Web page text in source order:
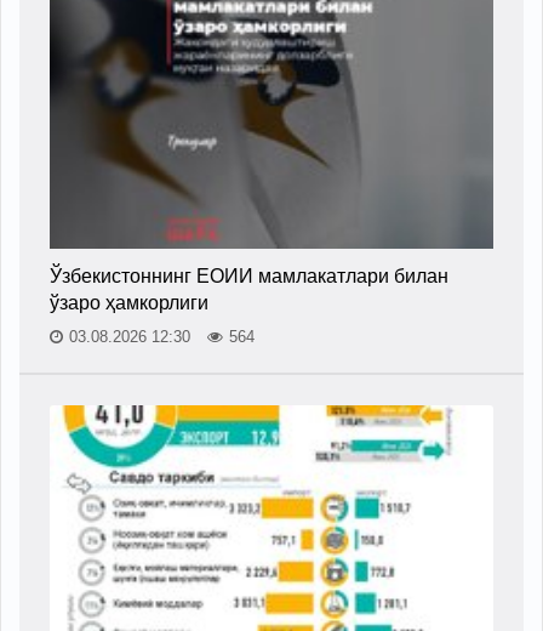
Ўзбекистоннинг ЕОИИ мамлакатлари билан
ўзаро ҳамкорлиги
03.08.2026 12:30 564